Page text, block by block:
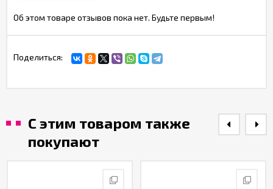
Об этом товаре отзывов пока нет. Будьте первым!
Поделиться:
С этим товаром также
покупают